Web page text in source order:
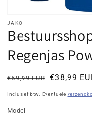
JAKO
Regenjas
Normale
€59,99 EUR
Kortingsprijs€38,99
Inclusief btw. Eventuele
Model